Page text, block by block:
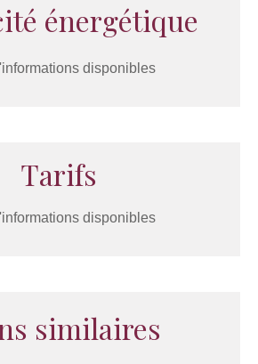
énergétique
disponibles
Tarifs
disponibles
similaires